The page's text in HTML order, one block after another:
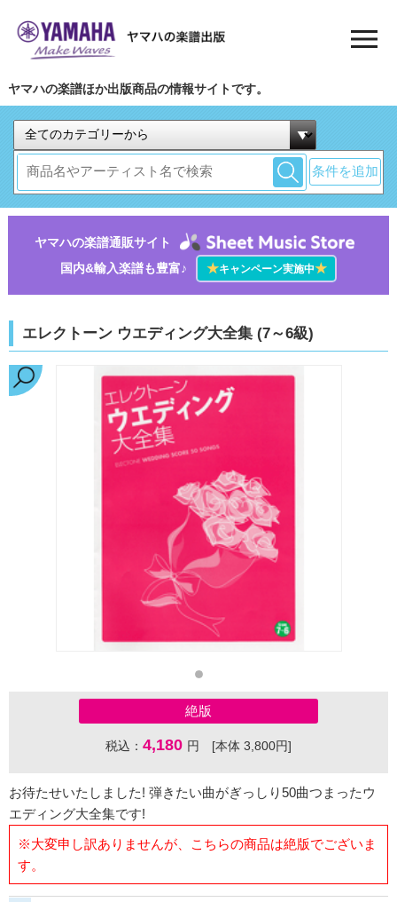
ヤマハの楽譜ほか出版商品の情報サイトです。
条件を追加
ヤマハの楽譜通販サイト
国内&輸入楽譜も豊富♪
★キャンペーン実施中★
エレクトーン ウエディング大全集 (7～6級)
絶版
税込： 4,180 円 [本体 3,800円]
お待たせいたしました! 弾きたい曲がぎっしり50曲つまったウ
エディング大全集です!
※大変申し訳ありませんが、こちらの商品は絶版でございま
す。